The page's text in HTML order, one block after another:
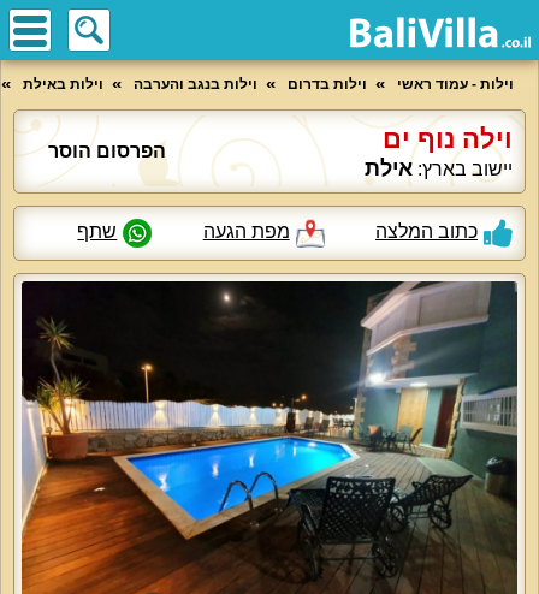
וילות - עמוד ראשי וילות בדרום וילות בנגב והערבה וילות באילת
וילה נוף ים
יישוב בארץ: אילת
הפרסום הוסר
כתוב המלצה מפת הגעה שתף